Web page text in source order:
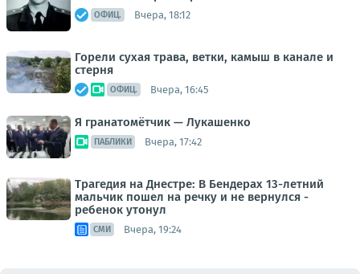
ОФИЦ. Вчера, 18:12
Горели сухая трава, ветки, камыш в канале и
стерня
ОФИЦ. Вчера, 16:45
Я гранатомётчик — Лукашенко
ПАБЛИКИ Вчера, 17:42
Трагедия на Днестре: В Бендерах 13-летний
мальчик пошел на речку и не вернулся -
ребенок утонул
СМИ Вчера, 19:24